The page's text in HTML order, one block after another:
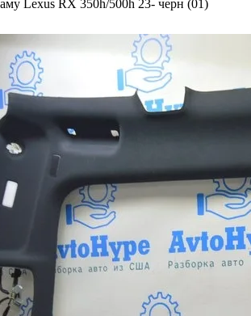
Lexus RX 350h/500h 23- черн (01)